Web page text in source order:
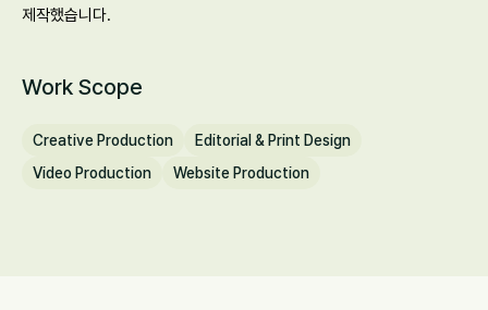
제작했습니다.
Work Scope
Creative Production
Editorial & Print Design
Video Production
Website Production